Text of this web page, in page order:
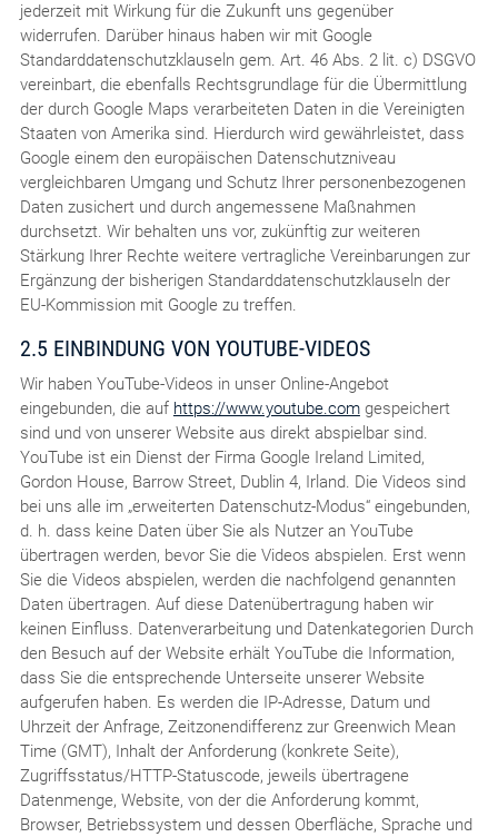
jederzeit mit Wirkung für die Zukunft uns gegenüber
widerrufen. Darüber hinaus haben wir mit Google
Standarddatenschutzklauseln gem. Art. 46 Abs. 2 lit. c) DSGVO
vereinbart, die ebenfalls Rechtsgrundlage für die Übermittlung
der durch Google Maps verarbeiteten Daten in die Vereinigten
Staaten von Amerika sind. Hierdurch wird gewährleistet, dass
Google einem den europäischen Datenschutzniveau
vergleichbaren Umgang und Schutz Ihrer personenbezogenen
Daten zusichert und durch angemessene Maßnahmen
durchsetzt. Wir behalten uns vor, zukünftig zur weiteren
Stärkung Ihrer Rechte weitere vertragliche Vereinbarungen zur
Ergänzung der bisherigen Standarddatenschutzklauseln der
EU-Kommission mit Google zu treffen.
2.5 EINBINDUNG VON YOUTUBE-VIDEOS
Wir haben YouTube-Videos in unser Online-Angebot
eingebunden, die auf https://www.youtube.comgespeichert
sind und von unserer Website aus direkt abspielbar sind.
YouTube ist ein Dienst der Firma Google Ireland Limited,
Gordon House, Barrow Street, Dublin 4, Irland. Die Videos sind
bei uns alle im „erweiterten Datenschutz-Modus“ eingebunden,
d. h. dass keine Daten über Sie als Nutzer an YouTube
übertragen werden, bevor Sie die Videos abspielen. Erst wenn
Sie die Videos abspielen, werden die nachfolgend genannten
Daten übertragen. Auf diese Datenübertragung haben wir
keinen Einfluss. Datenverarbeitung und Datenkategorien Durch
den Besuch auf der Website erhält YouTube die Information,
dass Sie die entsprechende Unterseite unserer Website
aufgerufen haben. Es werden die IP-Adresse, Datum und
Uhrzeit der Anfrage, Zeitzonendifferenz zur Greenwich Mean
Time (GMT), Inhalt der Anforderung (konkrete Seite),
Zugriffsstatus/HTTP-Statuscode, jeweils übertragene
Datenmenge, Website, von der die Anforderung kommt,
Browser, Betriebssystem und dessen Oberfläche, Sprache und